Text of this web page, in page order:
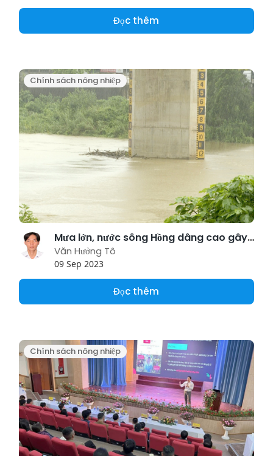
Đọc thêm
Chính sách nông nhiệp
Mưa lớn, nước sông Hồng dâng cao gây lũ ở Lào Cai
Văn Hưởng Tô
09 Sep 2023
Đọc thêm
Chính sách nông nhiệp